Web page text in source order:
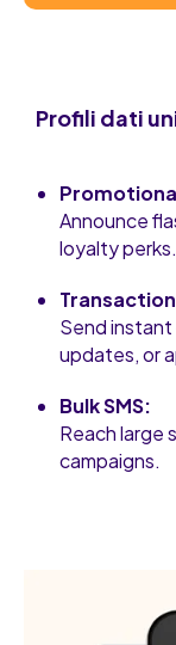
Profili dati
Announce
loyalty perks.
Send
updates, or
Bulk SMS:
Reach large
campaigns.